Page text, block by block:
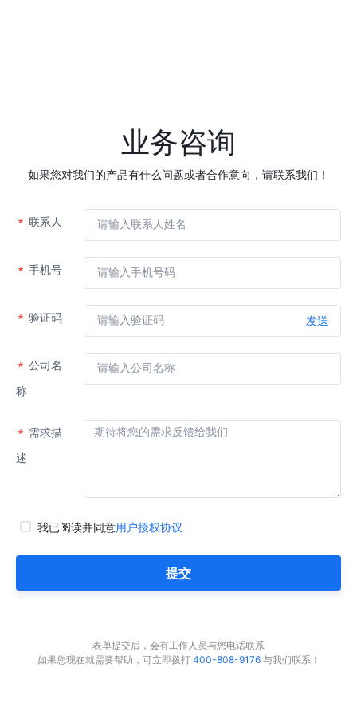
业务咨询
如果您对我们的产品有什么问题或者合作意向，请联系我们！
联系人
手机号
验证码 发送
公司名
称
需求描
述
我已阅读并同意用户授权协议
提交
表单提交后，会有工作人员与您电话联系
如果您现在就需要帮助，可立即拨打 400-808-9176与我们联系！